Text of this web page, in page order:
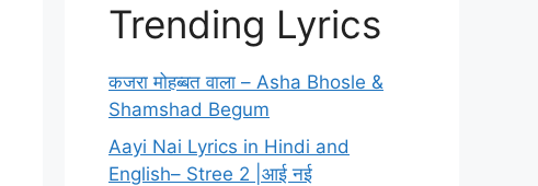
Trending Lyrics
कजरा मोहब्बत वाला – Asha Bhosle &
Shamshad Begum
Aayi Nai Lyrics in Hindi and
English– Stree 2 |आई नई